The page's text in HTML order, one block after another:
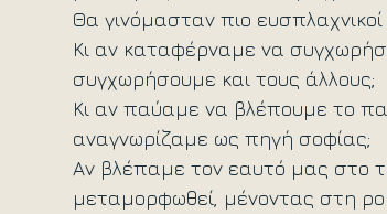
Θα γινόμασταν πιο
Κι αν καταφέρναμε να
συγχωρήσουμε και τους άλλους;
Κι αν παύαμε να βλέπουμε το
αναγνωρίζαμε ως πηγή σοφίας;
Αν βλέπαμε τον εαυτό μας στο
μεταμορφωθεί, μένοντας στη